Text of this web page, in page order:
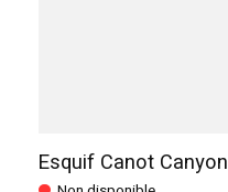
Esquif Canot Canyon